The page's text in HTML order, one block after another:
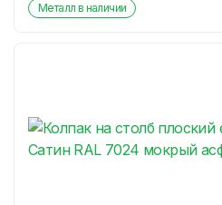
Металл в наличии